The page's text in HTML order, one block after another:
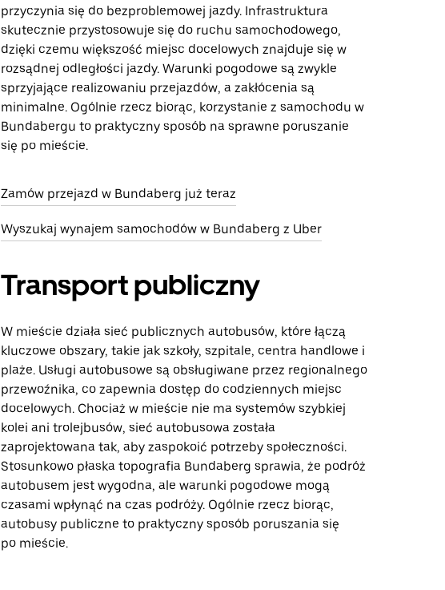
przyczynia się do bezproblemowej jazdy. Infrastruktura
skutecznie przystosowuje się do ruchu samochodowego,
dzięki czemu większość miejsc docelowych znajduje się w
rozsądnej odległości jazdy. Warunki pogodowe są zwykle
sprzyjające realizowaniu przejazdów, a zakłócenia są
minimalne. Ogólnie rzecz biorąc, korzystanie z samochodu w
Bundabergu to praktyczny sposób na sprawne poruszanie
się po mieście.
Zamów przejazd w Bundaberg już teraz
Wyszukaj wynajem samochodów w Bundaberg z Uber
Transport publiczny
W mieście działa sieć publicznych autobusów, które łączą
kluczowe obszary, takie jak szkoły, szpitale, centra handlowe i
plaże. Usługi autobusowe są obsługiwane przez regionalnego
przewoźnika, co zapewnia dostęp do codziennych miejsc
docelowych. Chociaż w mieście nie ma systemów szybkiej
kolei ani trolejbusów, sieć autobusowa została
zaprojektowana tak, aby zaspokoić potrzeby społeczności.
Stosunkowo płaska topografia Bundaberg sprawia, że podróż
autobusem jest wygodna, ale warunki pogodowe mogą
czasami wpłynąć na czas podróży. Ogólnie rzecz biorąc,
autobusy publiczne to praktyczny sposób poruszania się
po mieście.